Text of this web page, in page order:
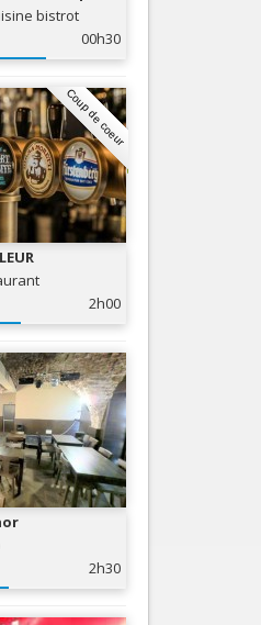
Nice Aéroport
bistrot
00h30
Coup de coeur
2h00
2h30